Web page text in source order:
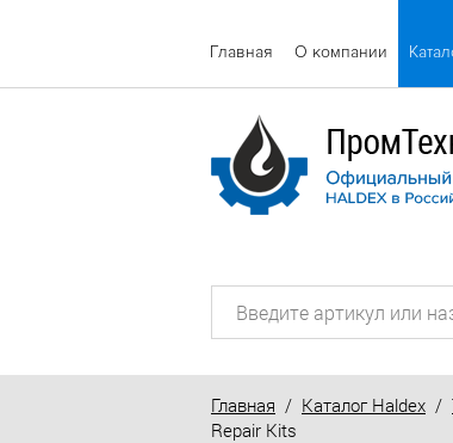
Главная О компании
Главная / Каталог Haldex /
Repair Kits